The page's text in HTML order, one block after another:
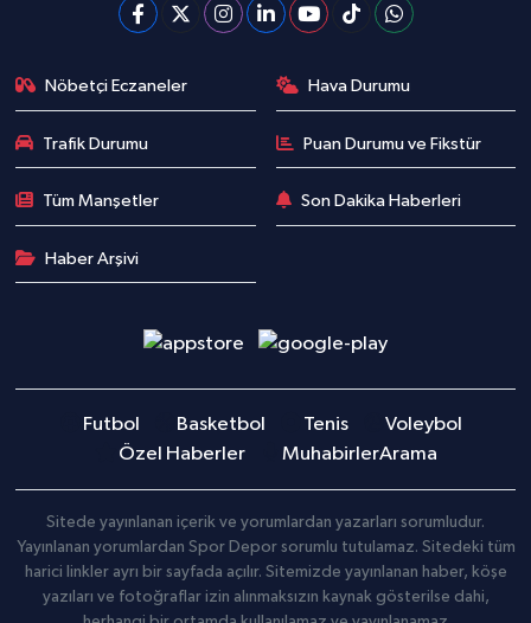
Nöbetçi Eczaneler Hava Durumu
Trafik Durumu Puan Durumu ve Fikstür
Tüm Manşetler Son Dakika Haberleri
Haber Arşivi
Futbol Basketbol Tenis
Voleybol
Özel Haberler
MuhabirlerArama
Sitede yayınlanan içerik ve yorumlardan yazarları sorumludur.
Yayınlanan yorumlardan Spor Depor sorumlu tutulamaz. Sitedeki tüm
harici linkler ayrı bir sayfada açılır. Sitemizde yayınlanan haber, köşe
yazıları ve fotoğraflar izin alınmaksızın kaynak gösterilse dahi,